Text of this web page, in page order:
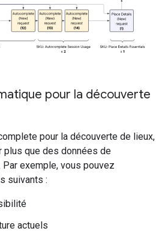
pour la découverte
pour la découverte de lieux,
plus que des données de
exemple, vous pouvez
suivants :
actuels